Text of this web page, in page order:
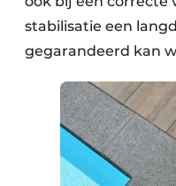
stabilisatie een
gegarandeerd kan